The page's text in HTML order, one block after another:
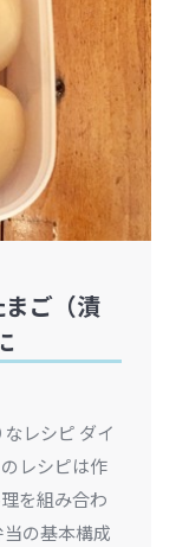
まご（漬
レシピ ダイ
レシピは作
を組み合わ
の基本構成